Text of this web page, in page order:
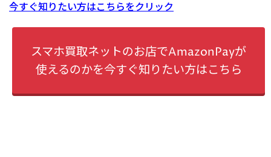
今すぐ知りたい方はこちらをクリック
スマホ買取ネットのお店でAmazonPayが
使えるのかを今すぐ知りたい方はこちら